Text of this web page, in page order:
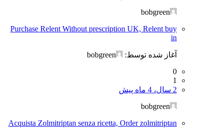
bobgreen
Purchase Relent Without prescription UK, Relent buy
in
آغاز شده توسط:
bobgreen
0
1
2 سال، 4 ماه پیش
bobgreen
Acquista Zolmitriptan senza ricetta, Order zolmitriptan